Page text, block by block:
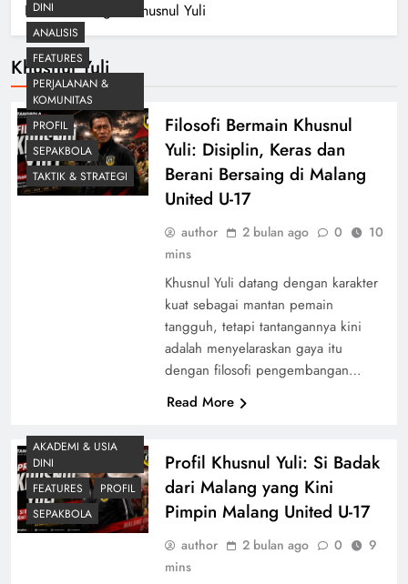
Home Khusnul Yuli
Khusnul Yuli
DINI
ANALISIS
FEATURES
PERJALANAN &
KOMUNITAS
PROFIL
SEPAKBOLA
TAKTIK & STRATEGI
Filosofi Bermain Khusnul
Yuli: Disiplin, Keras dan
Berani Bersaing di Malang
United U-17
author 2 bulan ago 0
10
mins
Khusnul Yuli datang dengan karakter
kuat sebagai mantan pemain
tangguh, tetapi tantangannya kini
adalah menyelaraskan gaya itu
dengan filosofi pengembangan…
Read More
AKADEMI & USIA
DINI
FEATURES
PROFIL
SEPAKBOLA
Profil Khusnul Yuli: Si Badak
dari Malang yang Kini
Pimpin Malang United U-17
author 2 bulan ago 0
9
mins